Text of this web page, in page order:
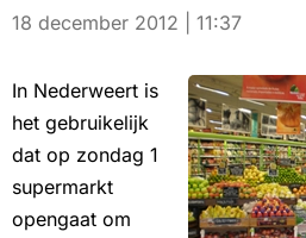
18 december 2012 | 11:37
In Nederweert is
het gebruikelijk
dat op zondag 1
supermarkt
opengaat om